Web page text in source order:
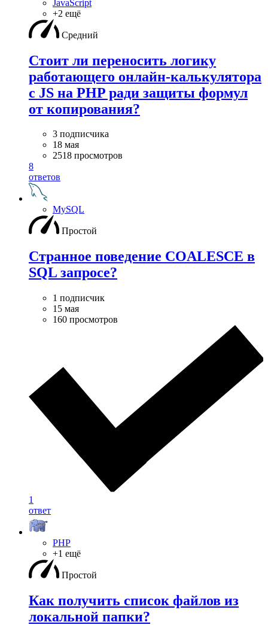
JavaScript
+2 ещё
Средний
Стоит ли переносить логику
работающего онлайн-калькулятора
с JS на PHP ради защиты формул
от копирования?
3 подписчика
18 мая
2518 просмотров
8
ответов
MySQL
Простой
Странное поведение COALESCE в
SQL запросе?
1 подписчик
15 мая
160 просмотров
1
ответ
PHP
+1 ещё
Простой
Как получить список файлов из
локальной папки?